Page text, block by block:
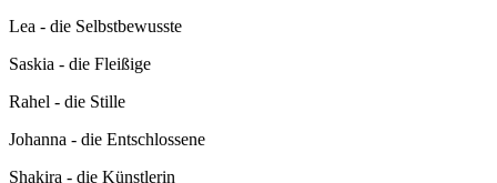
Lea - die Selbstbewusste
Saskia - die Fleißige
Rahel - die Stille
Johanna - die Entschlossene
Shakira - die Künstlerin